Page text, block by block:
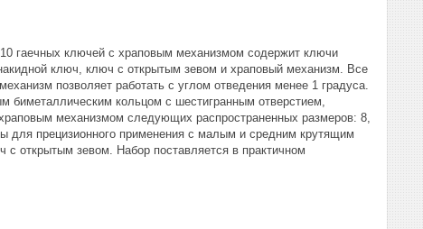
гаечных ключей с храповым механизмом содержит ключи
ключ, ключ с открытым зевом и храповый механизм. Все
позволяет работать с углом отведения менее 1 градуса.
биметаллическим кольцом с шестигранным отверстием,
механизмом следующих распространенных размеров: 8,
прецизионного применения с малым и средним крутящим
открытым зевом. Набор поставляется в практичном